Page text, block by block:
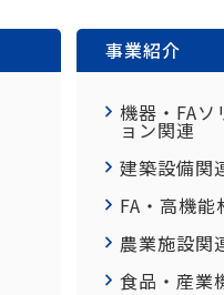
事業紹介
機器・FAソ
ョン関連
建築設備関
FA・高機能
農業施設関
食品・産業